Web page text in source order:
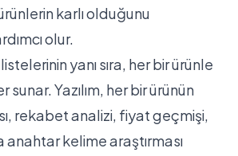
karlı olduğunu
olur.
yanı sıra, her bir ürünle
sunar. Yazılım, her bir ürünün
rekabet analizi, fiyat geçmişi,
kelime araştırması